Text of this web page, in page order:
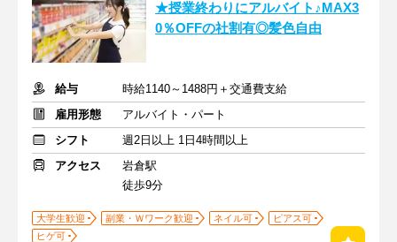
★授業終わりにアルバイト♪MAX3
0％OFFの社割有◎髪色自由
給与
時給1140～1488円＋交通費支給
雇用形態
アルバイト・パート
シフト
週2日以上 1日4時間以上
アクセス
岩倉駅
徒歩9分
大学生歓迎 副業・Ｗワーク歓迎 ネイル可
ピアス可
ヒゲ可